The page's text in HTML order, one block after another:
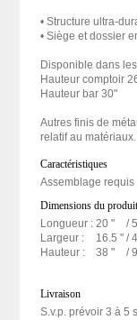
• Structure ultra-
• Siège et dossier
Disponible dans
Hauteur comptoir
Hauteur bar 30"
Autres finis de
relatif au
Caractéristiques
Assemblage requis
Dimensions du
Longueur : 20 "
/
Largeur :
16.5 "/
Hauteur :
38 " /
Livraison
S.v.p. prévoir 3 à 5